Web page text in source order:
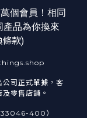
個會員！相同
品為你換來
條款)
司正式單據，客
零售店舖。
400）